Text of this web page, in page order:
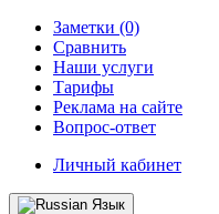
Заметки (0)
Сравнить
Наши услуги
Тарифы
Реклама на сайте
Вопрос-ответ
Личный кабинет
Язык